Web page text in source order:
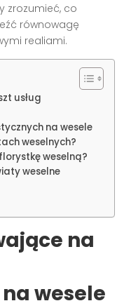
zrozumieć, co
równowagę
realiami.
usług
na wesele
weselnych?
weselną?
weselne
na
wesele